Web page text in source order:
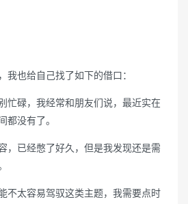
我也给自己找了如下的借口：
忙碌，我经常和朋友们说，最近实在
都没有了。
，已经憋了好久，但是我发现还是需
不太容易驾驭这类主题，我需要点时